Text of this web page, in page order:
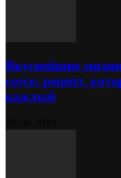
Вкуснейшие
соусе: рецепт,
каждый